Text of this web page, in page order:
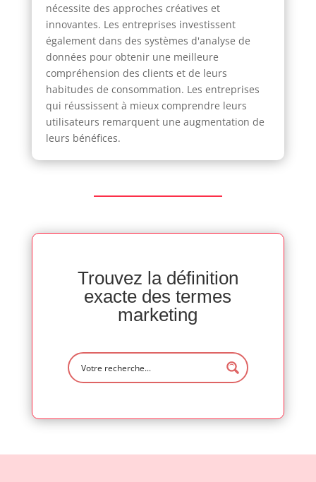
nécessite des approches créatives et
innovantes. Les entreprises investissent
également dans des systèmes d'analyse de
données pour obtenir une meilleure
compréhension des clients et de leurs
habitudes de consommation. Les entreprises
qui réussissent à mieux comprendre leurs
utilisateurs remarquent une augmentation de
leurs bénéfices.
Trouvez la définition
exacte des termes
marketing